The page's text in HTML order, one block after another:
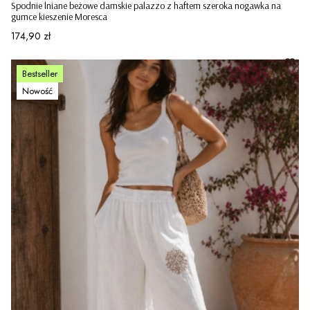
Spodnie lniane beżowe damskie palazzo z haftem szeroka nogawka na
gumce kieszenie Moresca
Cena
174,90 zł
Bestseller
Nowość